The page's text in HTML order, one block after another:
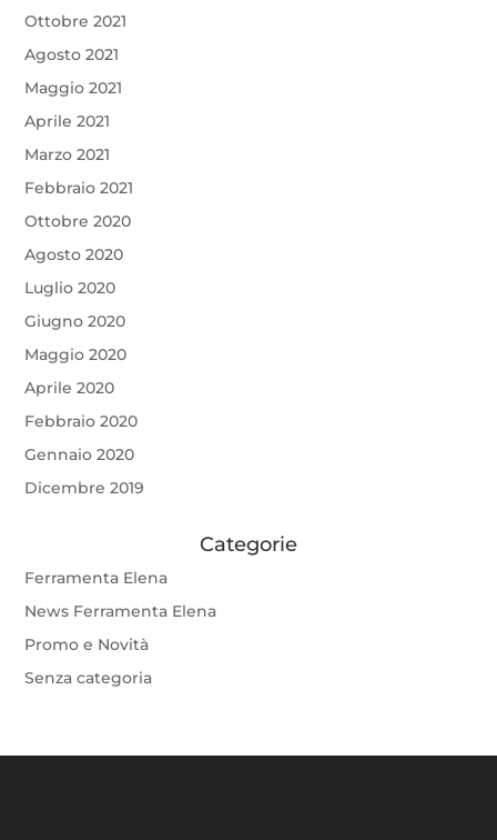
Ottobre 2021
Agosto 2021
Maggio 2021
Aprile 2021
Marzo 2021
Febbraio 2021
Ottobre 2020
Agosto 2020
Luglio 2020
Giugno 2020
Maggio 2020
Aprile 2020
Febbraio 2020
Gennaio 2020
Dicembre 2019
Categorie
Ferramenta Elena
News Ferramenta Elena
Promo e Novità
Senza categoria